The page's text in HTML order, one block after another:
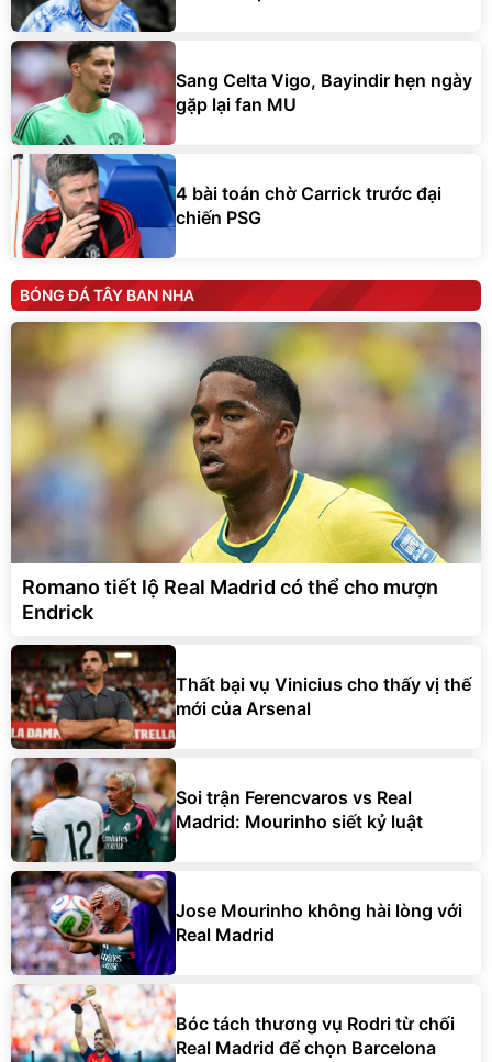
Sang Celta Vigo, Bayindir hẹn ngày
gặp lại fan MU
4 bài toán chờ Carrick trước đại
chiến PSG
BÓNG ĐÁ TÂY BAN NHA
Romano tiết lộ Real Madrid có thể cho mượn
Endrick
Thất bại vụ Vinicius cho thấy vị thế
mới của Arsenal
Soi trận Ferencvaros vs Real
Madrid: Mourinho siết kỷ luật
Jose Mourinho không hài lòng với
Real Madrid
Bóc tách thương vụ Rodri từ chối
Real Madrid để chọn Barcelona